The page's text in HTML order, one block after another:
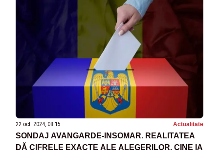
22 oct. 2024, 08:15 Actualitate
SONDAJ AVANGARDE-INSOMAR. REALITATEA
DĂ CIFRELE EXACTE ALE ALEGERILOR. CINE IA